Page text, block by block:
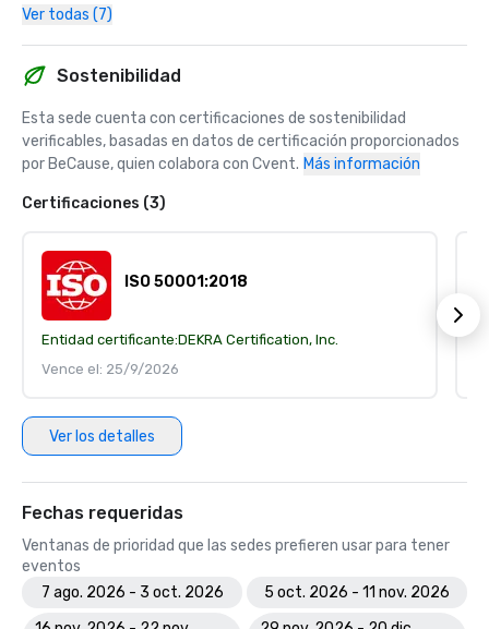
Ver todas (7)
Sostenibilidad
Esta sede cuenta con certificaciones de sostenibilidad
verificables, basadas en datos de certificación proporcionados
por BeCause, quien colabora con Cvent. Más información
Certificaciones (3)
ISO 50001:2018
Entidad certificante:DEKRA Certification, Inc.
Vence el: 25/9/2026
Ver los detalles
Fechas requeridas
Ventanas de prioridad que las sedes prefieren usar para tener
eventos
7 ago. 2026 - 3 oct. 2026
5 oct. 2026 - 11 nov. 2026